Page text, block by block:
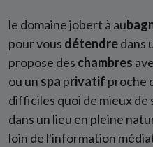
le domaine jobert à au
pour vous détendredans
propose des chambres
ou un spa privatif proche
difficiles quoi de mieux
dans un lieu en pleine
loin de l'information